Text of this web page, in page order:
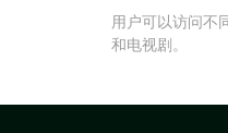
用户可以访问不
和电视剧。